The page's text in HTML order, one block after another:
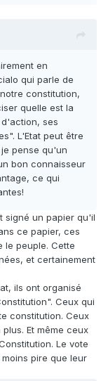
en
qui parle de
constitution,
quelle est la
ses
L'Etat peut être
pense qu'un
bon connaisseur
ce qui
signé un papier qu'il
ce papier, ces
le peuple. Cette
et certainement
ils ont organisé
Ceux qui
constitution. Ceux
Et même ceux
Le vote
pire que leur